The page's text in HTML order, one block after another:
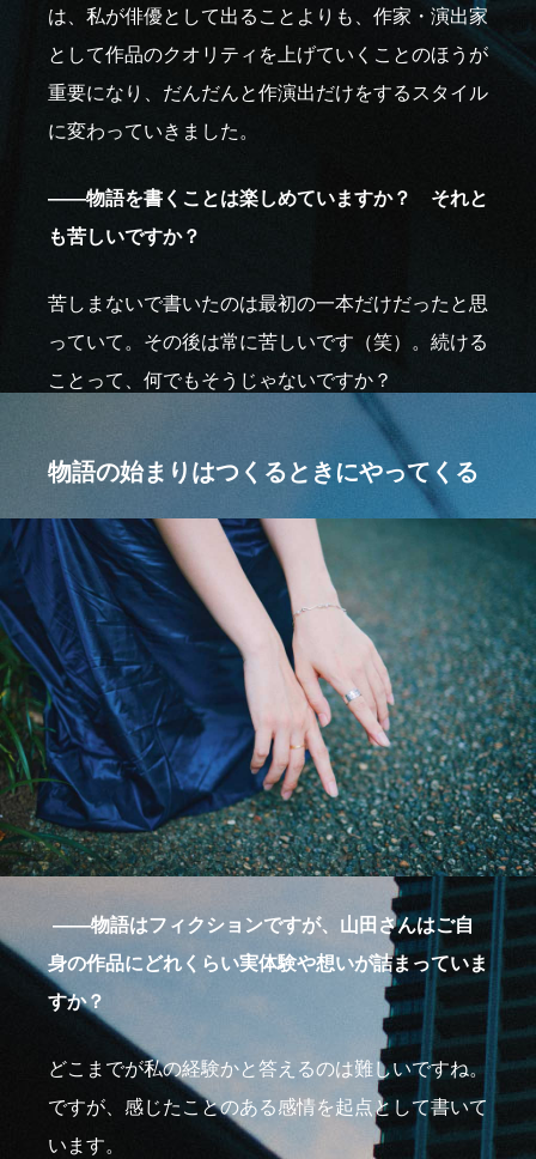
は、私が俳優として出ることよりも、作家・演出家
として作品のクオリティを上げていくことのほうが
重要になり、だんだんと作演出だけをするスタイル
に変わっていきました。
――物語を書くことは楽しめていますか？ それと
も苦しいですか？
苦しまないで書いたのは最初の一本だけだったと思
っていて。その後は常に苦しいです（笑）。続ける
ことって、何でもそうじゃないですか？
物語の始まりはつくるときにやってくる
――物語はフィクションですが、山田さんはご自
身の作品にどれくらい実体験や想いが詰まっていま
すか？
どこまでが私の経験かと答えるのは難しいですね。
ですが、感じたことのある感情を起点として書いて
います。